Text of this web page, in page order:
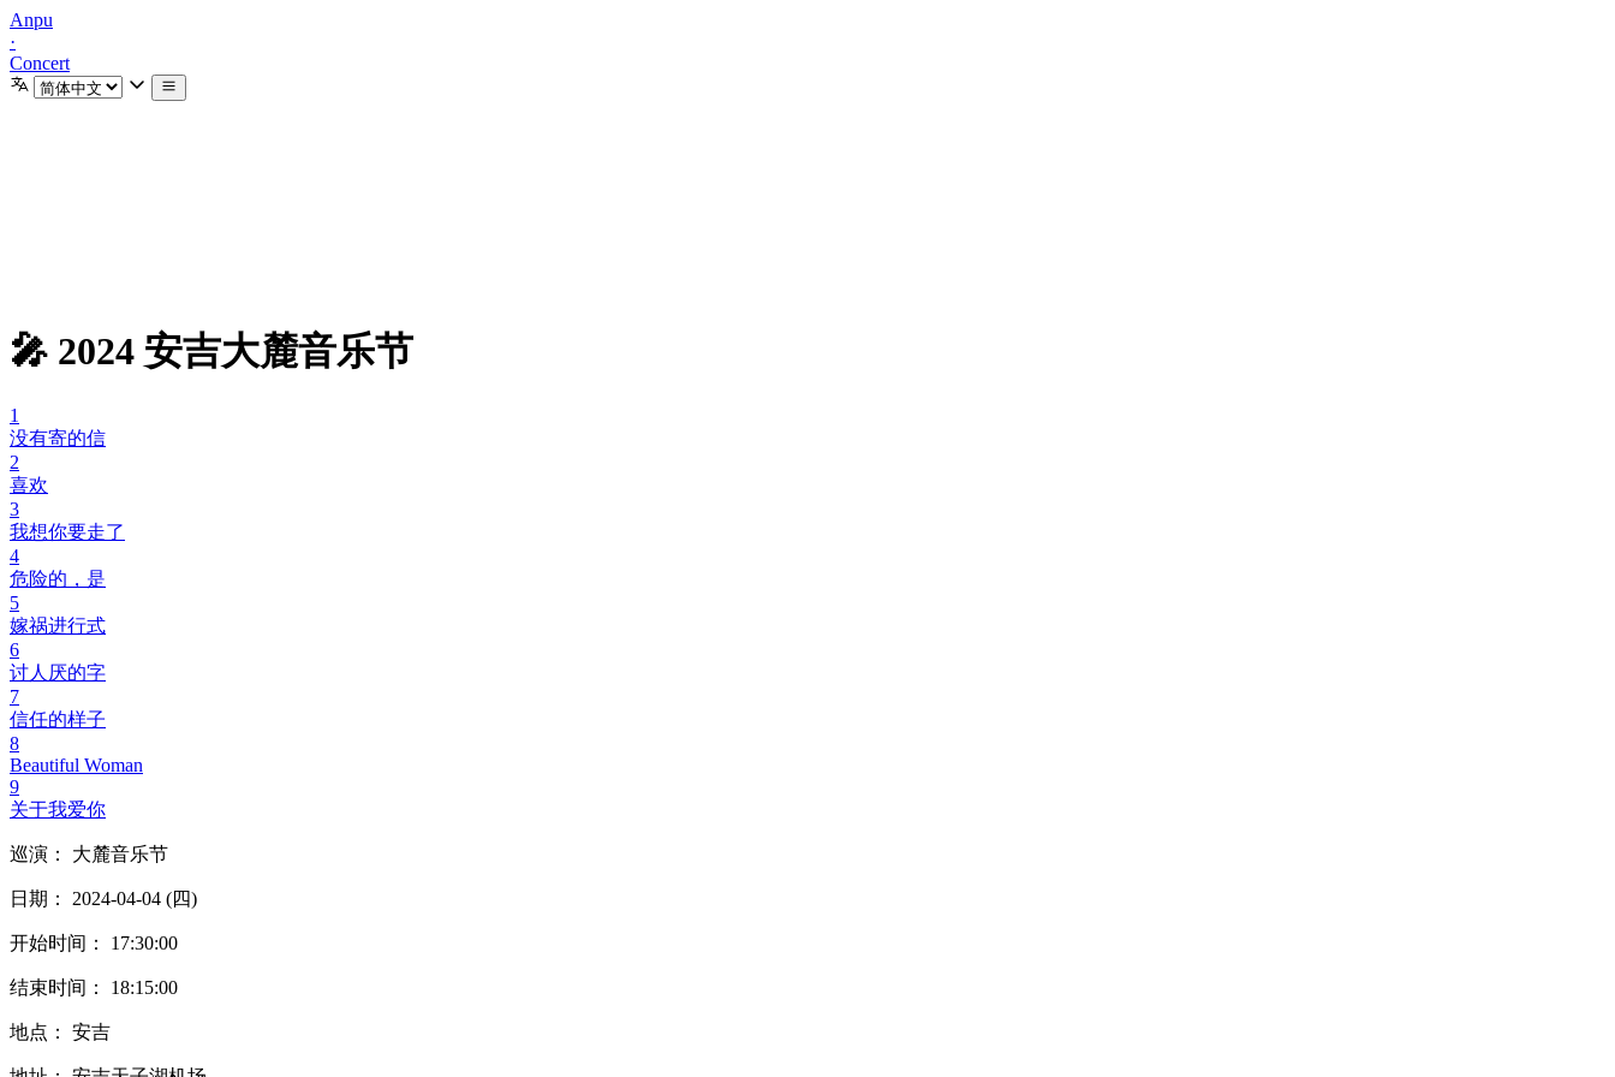
Anpu
·
Concert
🎤 2024 安吉大麓音乐节
1
没有寄的信
2
喜欢
3
我想你要走了
4
危险的，是
5
嫁祸进行式
6
讨人厌的字
7
信任的样子
8
Beautiful Woman
9
关于我爱你
巡演： 大麓音乐节
日期： 2024-04-04 (四)
开始时间： 17:30:00
结束时间： 18:15:00
地点： 安吉